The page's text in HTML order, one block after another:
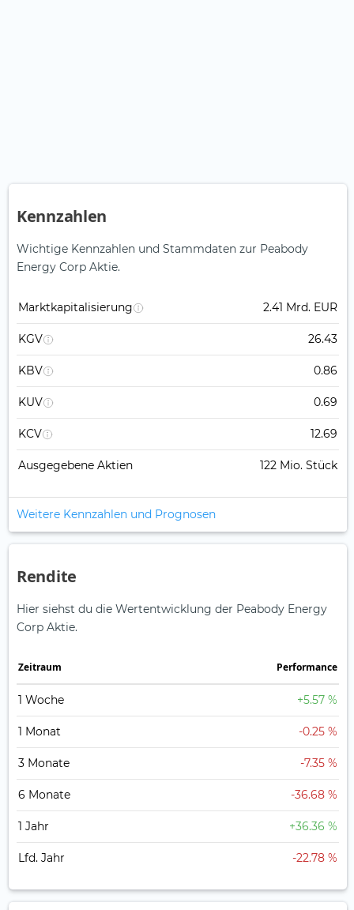
Kennzahlen
Wichtige Kennzahlen und Stammdaten zur Peabody
Energy Corp Aktie.
Marktkapitalisierung 2.41 Mrd. EUR
KGV 26.43
KBV 0.86
KUV 0.69
KCV 12.69
Ausgegebene Aktien 122 Mio. Stück
Weitere Kennzahlen und Prognosen
Rendite
Hier siehst du die Wertentwicklung der Peabody Energy
Corp Aktie.
Zeitraum Perfor­mance
1 Woche +5.57 %
1 Monat -0.25 %
3 Monate -7.35 %
6 Monate -36.68 %
1 Jahr +36.36 %
Lfd. Jahr -22.78 %